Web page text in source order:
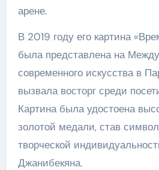
арене.
В 2019 году его картина
была представлена на
современного искусства в
вызвала восторг среди
Картина была удостоена
золотой медали, став
творческой
Джанибекяна.